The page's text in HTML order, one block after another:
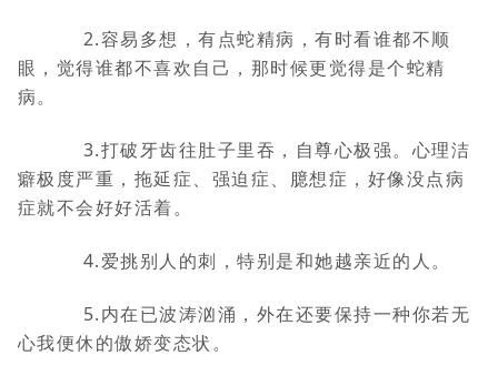
2.容易多想，有点蛇精病，有时看谁都不顺
眼，觉得谁都不喜欢自己，那时候更觉得是个蛇精
病。
3.打破牙齿往肚子里吞，自尊心极强。心理洁
癖极度严重，拖延症、强迫症、臆想症，好像没点病
症就不会好好活着。
4.爱挑别人的刺，特别是和她越亲近的人。
5.内在已波涛汹涌，外在还要保持一种你若无
心我便休的傲娇变态状。